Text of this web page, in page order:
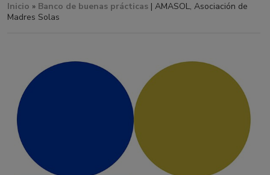
Inicio » Banco de buenas prácticas | AMASOL, Asociación de
Madres Solas